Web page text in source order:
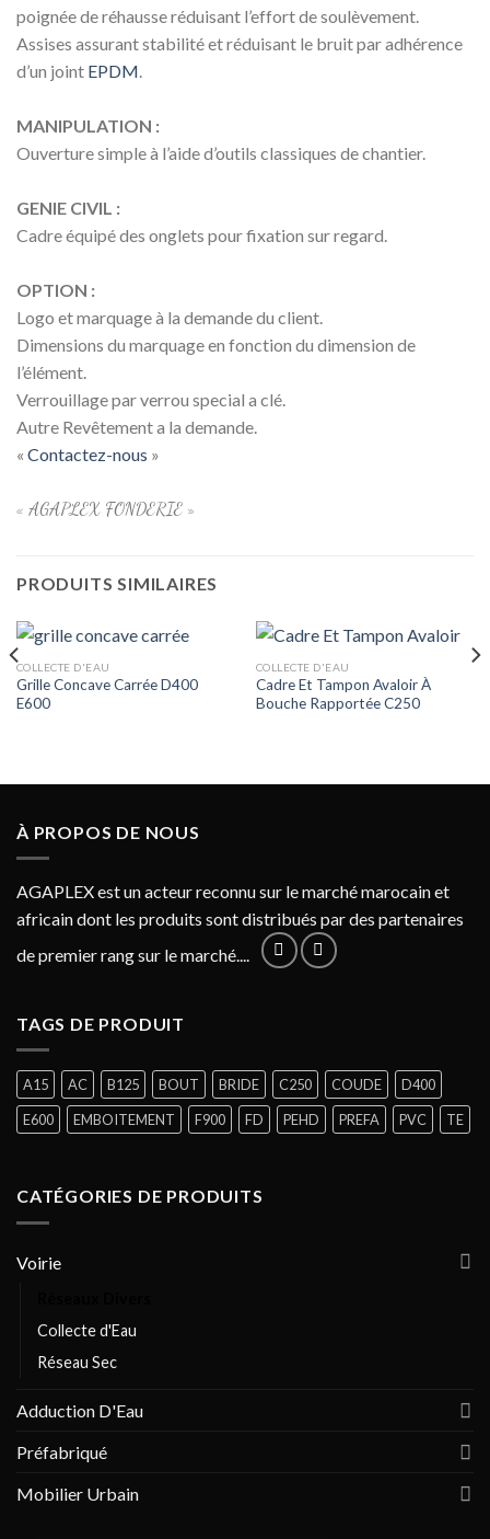
poignée de réhausse réduisant l’effort de soulèvement.
Assises assurant stabilité et réduisant le bruit par adhérence
d’un joint EPDM
MANIPULATION :
Ouverture simple à l’aide d’outils classiques de chantier.
GENIE CIVIL :
Cadre équipé des onglets pour fixation sur regard.
OPTION :
Logo et marquage à la demande du client.
Dimensions du marquage en fonction du dimension de
l’élément.
Verrouillage par verrou special a clé.
Autre Revêtement a la demande.
« Contactez-nous »
« AGAPLEX FONDERIE »
PRODUITS SIMILAIRES
COLLECTE D'EAU
Grille Concave Carrée D400
E600
COLLECTE D'EAU
Cadre Et Tampon Avaloir À
Bouche Rapportée C250
À PROPOS DE NOUS
AGAPLEX est un acteur reconnu sur le marché marocain et
africain dont les produits sont distribués par des partenaires
de premier rang sur le marché....
TAGS DE PRODUIT
A15 AC B125 BOUT BRIDE C250 COUDE
D400
E600
EMBOITEMENT F900 FD PEHD PREFA PVC TE
CATÉGORIES DE PRODUITS
Voirie
Collecte d'Eau
Réseau Sec
Adduction D'Eau
Préfabriqué
Mobilier Urbain